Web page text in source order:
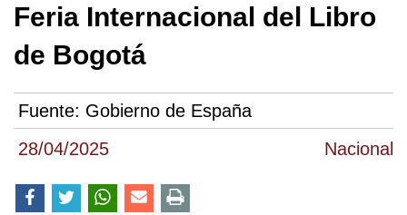
28/04/2025 Nacional
Feria Internacional del Libro
de Bogotá
Fuente: Gobierno de España